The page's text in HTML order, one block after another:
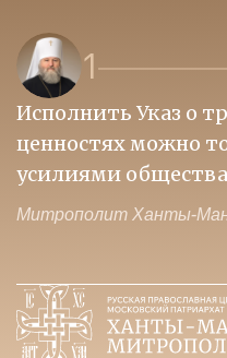
1
Исполнить Указ о
ценностях можно
усилиями
Митрополит Ханты-